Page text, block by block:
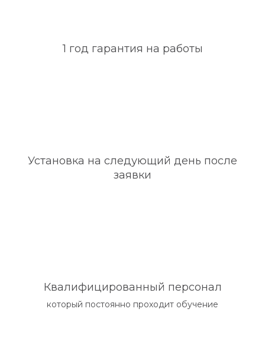
1 год гарантия на работы
Установка на следующий день после
заявки
Квалифицированный персонал
который постоянно проходит обучение